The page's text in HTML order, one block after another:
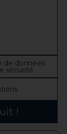
de données
sécurité
!